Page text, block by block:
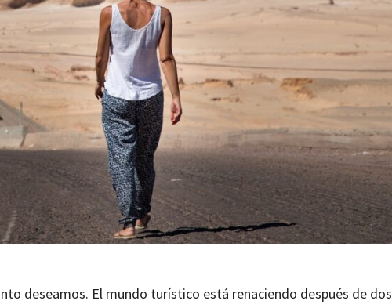
deseamos. El mundo turístico está renaciendo después de dos